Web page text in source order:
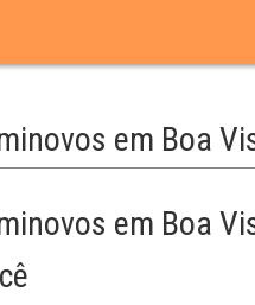
em Boa
em Boa